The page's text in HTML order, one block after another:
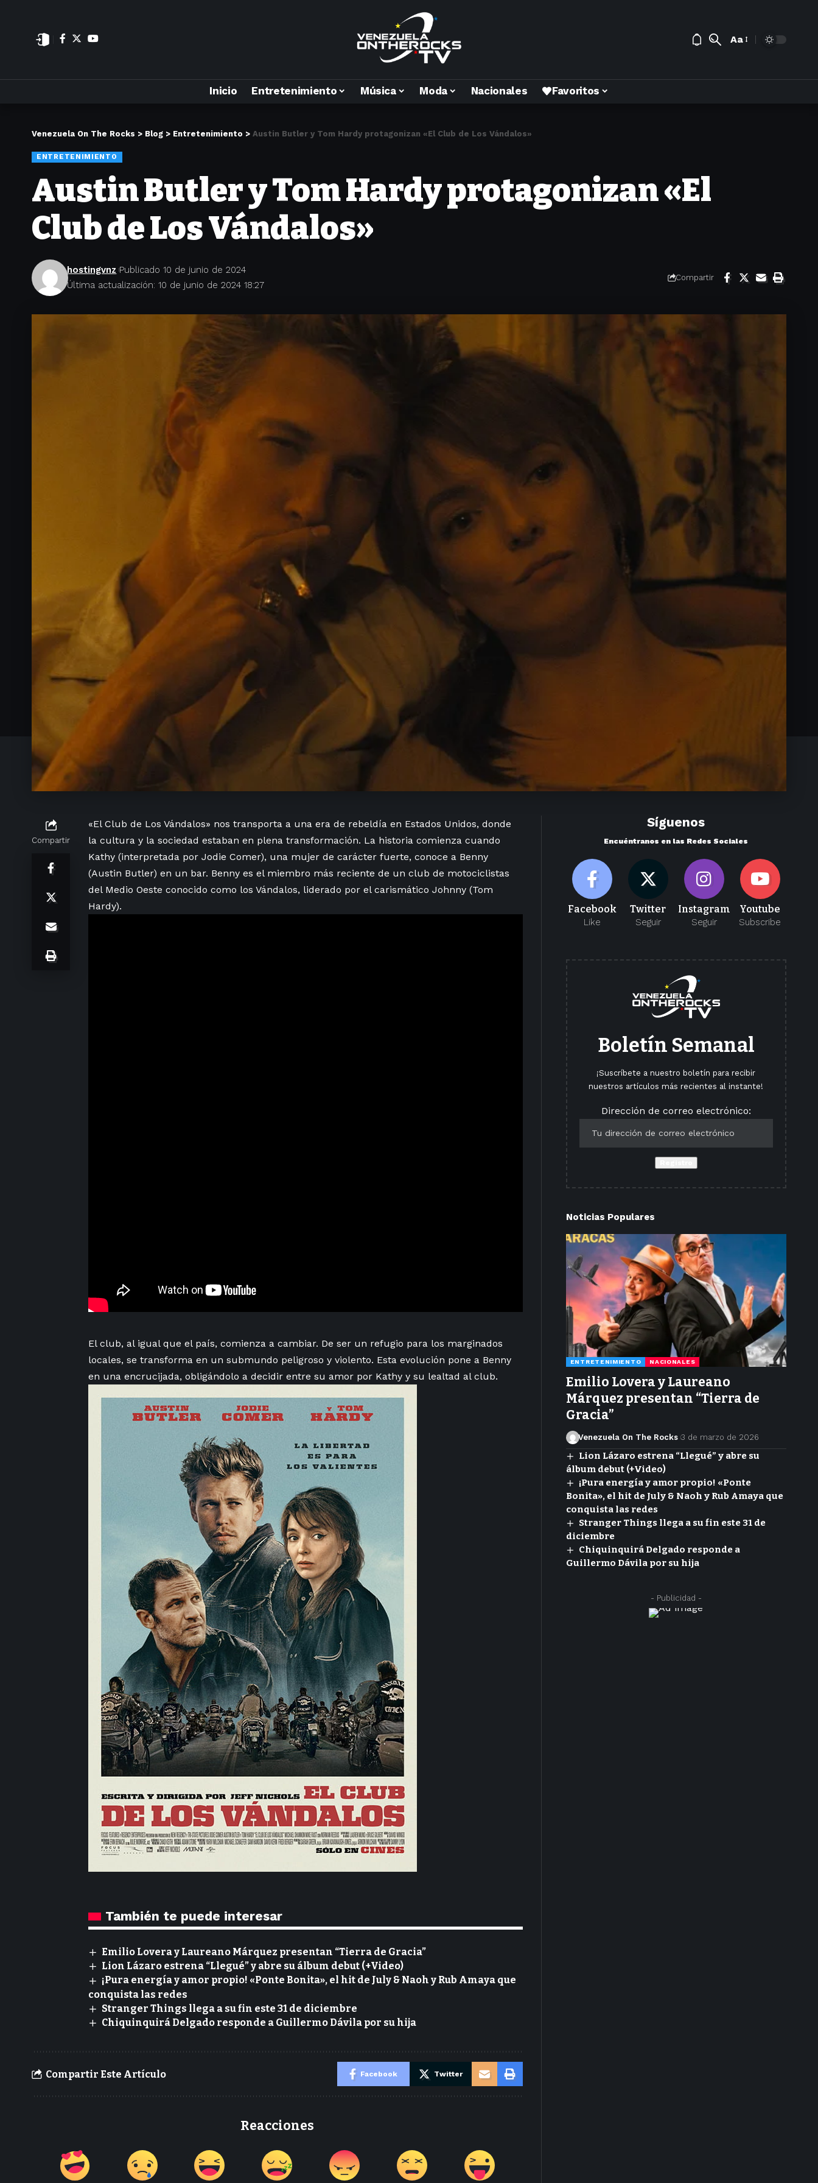
Aa
Inicio Entretenimiento Música Moda Nacionales Favoritos
Venezuela On The Rocks > Blog > Entretenimiento > Austin Butler y Tom Hardy protagonizan «El Club de Los Vándalos»
ENTRETENIMIENTO
Austin Butler y Tom Hardy protagonizan «El
Club de Los Vándalos»
Última actualización: 10 de junio de 2024 18:27
hostingvnz Publicado 10 de junio de 2024
Compartir
Compartir
«El Club de Los Vándalos» nos transporta a una era de rebeldía en ​Estados Unidos, donde
la cultura y‌ la sociedad estaban en plena transformación. La historia⁣ comienza cuando
Kathy (interpretada por Jodie Comer), una mujer de carácter fuerte, conoce a Benny
(Austin Butler) ​en un bar. Benny es el miembro más reciente de un club de​ motociclistas
del Medio Oeste conocido como los Vándalos, liderado por el carismático Johnny (Tom
Hardy).
El club, al igualque el país, comienza ​a cambiar. De ser un refugio para los marginados
locales, se transforma en un ⁣submundo peligroso y violento. Esta evolución pone a Benny
en una encrucijada, obligándolo a decidir entre su⁣ amor por Kathy⁣ y su‍ lealtad al club.
También te puede interesar
Emilio Lovera y Laureano Márquez presentan “Tierra de Gracia”
Lion Lázaro estrena “Llegué” y abre su álbum debut (+Video)
¡Pura energía y amor propio! «Ponte Bonita», el hit de July & Naoh y Rub Amaya que
conquista las redes
Stranger Things llega a su fin este 31 de diciembre
Chiquinquirá Delgado responde a Guillermo Dávila por su hija
Compartir Este Artículo Facebook Twitter
Reacciones
Síguenos
Encuéntranos en las Redes Sociales
Facebook
Like
Twitter
Seguir
Instagram
Seguir
Youtube
Subscribe
Boletín Semanal
¡Suscríbete a nuestro boletín para recibir
nuestros artículos más recientes al instante!
Dirección de correo electrónico:
Noticias Populares
ENTRETENIMIENTO NACIONALES
Emilio Lovera y Laureano
Márquez presentan “Tierra de
Gracia”
Venezuela On The Rocks 3 de marzo de 2026
Lion Lázaro estrena “Llegué” y abre su
álbum debut (+Video)
¡Pura energía y amor propio! «Ponte
Bonita», el hit de July & Naoh y Rub Amaya que
conquista las redes
Stranger Things llega a su fin este 31 de
diciembre
Chiquinquirá Delgado responde a
Guillermo Dávila por su hija
- Publicidad -